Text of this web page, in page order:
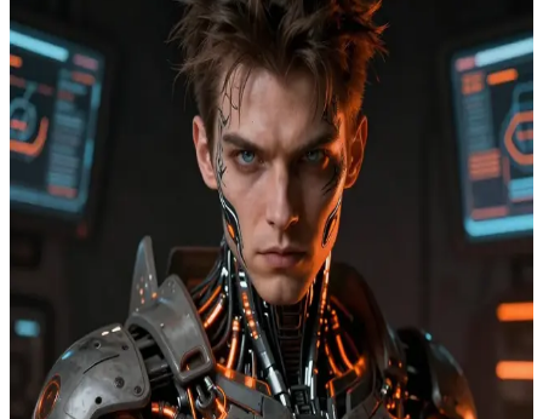
ファイ